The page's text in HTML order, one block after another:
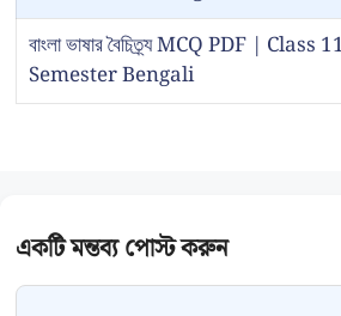
বাংলা ভাষার বৈচিত্র্য MCQ PDF | Class
Semester Bengali
Comment